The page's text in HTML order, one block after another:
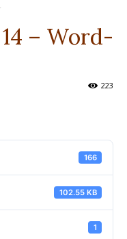
– Word-
223
166
102.55 KB
1